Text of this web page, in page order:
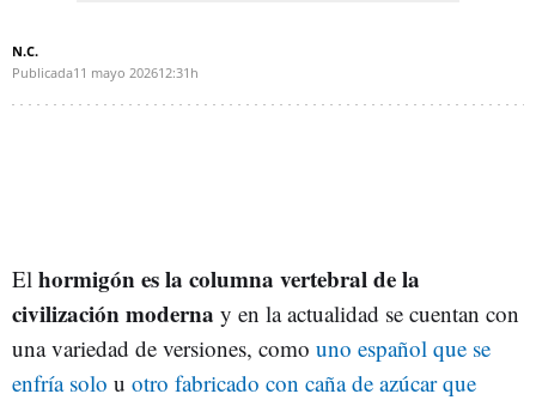
N.C.
Publicada11 mayo 202612:31h
El hormigón es la columna vertebral de la
civilización moderna y en la actualidad se cuentan con
una variedad de versiones, como uno español que se
enfría solo u otro fabricado con caña de azúcar que